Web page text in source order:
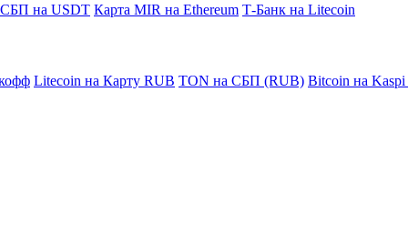
СБП на USDT Карта MIR на Ethereum Т-Банк на Litecoin
Litecoin на Карту RUB TON на СБП (RUB) Bitcoin на